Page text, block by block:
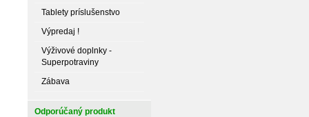
Tablety príslušenstvo
Výpredaj !
Výživové doplnky -
Superpotraviny
Zábava
Odporúčaný produkt